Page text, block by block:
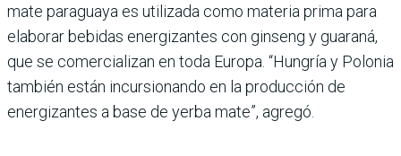
mate paraguaya es utilizada como materia prima para
elaborar bebidas energizantes con ginseng y guaraná,
que se comerciali­zan en toda Europa. “Hun­gría y Polonia
también están incursionando en la produc­ción de
energizantes a base de yerba mate”, agregó.